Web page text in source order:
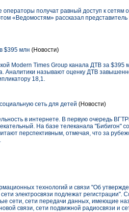
получат равный доступ к сетям
«Ведомостям» рассказал
$395 млн (Новости)
Modern Times Group канала ДТВ за
Аналитики называют оценку ДТВ
18,1.
сеть для детей (Новости)
в интернете. В первую очередь
На базе телеканала "Бибигон"
перспективным, отмечая, что за
технологий и связи "Об
электросвязи подлежат регистрации".
сети, сети передачи данных, имеющие
связи, сети подвижной радиосвязи и